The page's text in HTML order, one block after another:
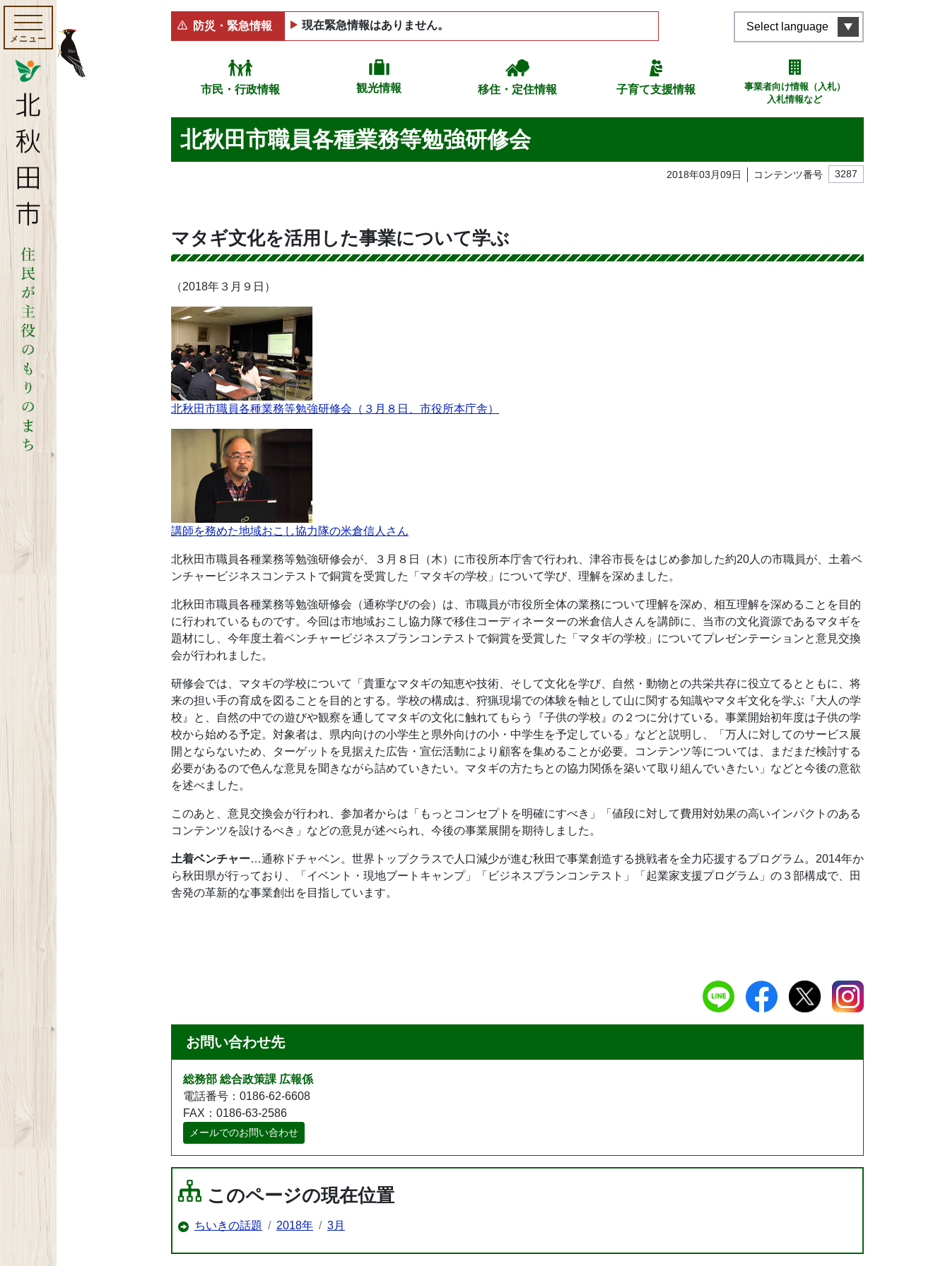
メニュー
防災・緊急情報 現在緊急情報はありません。 Select language
市民・行政情報 観光情報 移住・定住情報 子育て支援情報
事業者向け情報（入札）
入札情報など
北秋田市職員各種業務等勉強研修会
2018年03月09日 コンテンツ番号 3287
マタギ文化を活用した事業について学ぶ
（2018年３月９日）
北秋田市職員各種業務等勉強研修会（３月８日、市役所本庁舎）
講師を務めた地域おこし協力隊の米倉信人さん
北秋田市職員各種業務等勉強研修会が、３月８日（木）に市役所本庁舎で行われ、津谷市長をはじめ参加した約20人の市職員が、土着ベ
ンチャービジネスコンテストで銅賞を受賞した「マタギの学校」について学び、理解を深めました。
北秋田市職員各種業務等勉強研修会（通称学びの会）は、市職員が市役所全体の業務について理解を深め、相互理解を深めることを目的
に行われているものです。今回は市地域おこし協力隊で移住コーディネーターの米倉信人さんを講師に、当市の文化資源であるマタギを
題材にし、今年度土着ベンチャービジネスプランコンテストで銅賞を受賞した「マタギの学校」についてプレゼンテーションと意見交換
会が行われました。
研修会では、マタギの学校について「貴重なマタギの知恵や技術、そして文化を学び、自然・動物との共栄共存に役立てるとともに、将
来の担い手の育成を図ることを目的とする。学校の構成は、狩猟現場での体験を軸として山に関する知識やマタギ文化を学ぶ『大人の学
校』と、自然の中での遊びや観察を通してマタギの文化に触れてもらう『子供の学校』の２つに分けている。事業開始初年度は子供の学
校から始める予定。対象者は、県内向けの小学生と県外向けの小・中学生を予定している」などと説明し、「万人に対してのサービス展
開とならないため、ターゲットを見据えた広告・宣伝活動により顧客を集めることが必要。コンテンツ等については、まだまだ検討する
必要があるので色んな意見を聞きながら詰めていきたい。マタギの方たちとの協力関係を築いて取り組んでいきたい」などと今後の意欲
を述べました。
このあと、意見交換会が行われ、参加者からは「もっとコンセプトを明確にすべき」「値段に対して費用対効果の高いインパクトのある
コンテンツを設けるべき」などの意見が述べられ、今後の事業展開を期待しました。
土着ベンチャー…通称ドチャベン。世界トップクラスで人口減少が進む秋田で事業創造する挑戦者を全力応援するプログラム。2014年か
ら秋田県が行っており、「イベント・現地ブートキャンプ」「ビジネスプランコンテスト」「起業家支援プログラム」の３部構成で、田
舎発の革新的な事業創出を目指しています。
お問い合わせ先
総務部 総合政策課 広報係
電話番号：0186-62-6608
FAX：0186-63-2586
メールでのお問い合わせ
このページの現在位置
ちいきの話題 2018年 3月